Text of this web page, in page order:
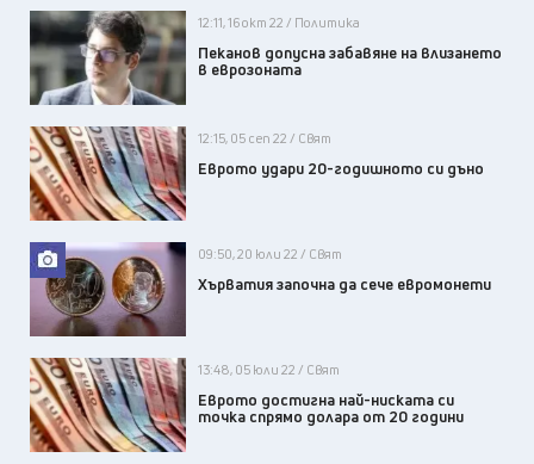
12:11, 16 окт 22 / Политика
Пеканов допусна забавяне на влизането
в еврозоната
12:15, 05 сеп 22 / Свят
Еврото удари 20-годишното си дъно
09:50, 20 юли 22 / Свят
Хърватия започна да сече евромонети
13:48, 05 юли 22 / Свят
Еврото достигна най-ниската си
точка спрямо долара от 20 години